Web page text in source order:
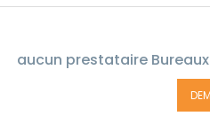
aucun prestataire